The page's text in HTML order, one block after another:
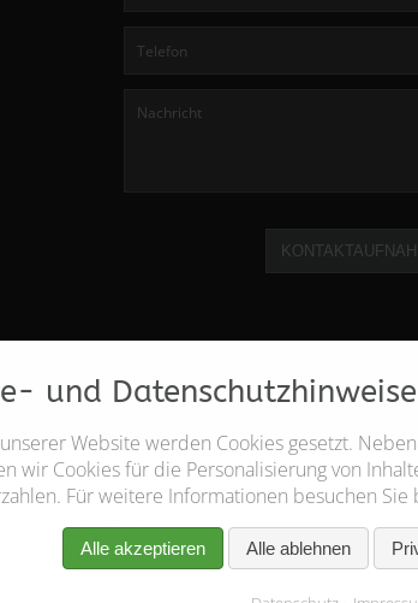
und Datenschutzhinweise
Website werden Cookies gesetzt.
wir Cookies für die Personalisierung von
Für weitere Informationen besuchen Sie
Alle akzeptieren Alle ablehnen